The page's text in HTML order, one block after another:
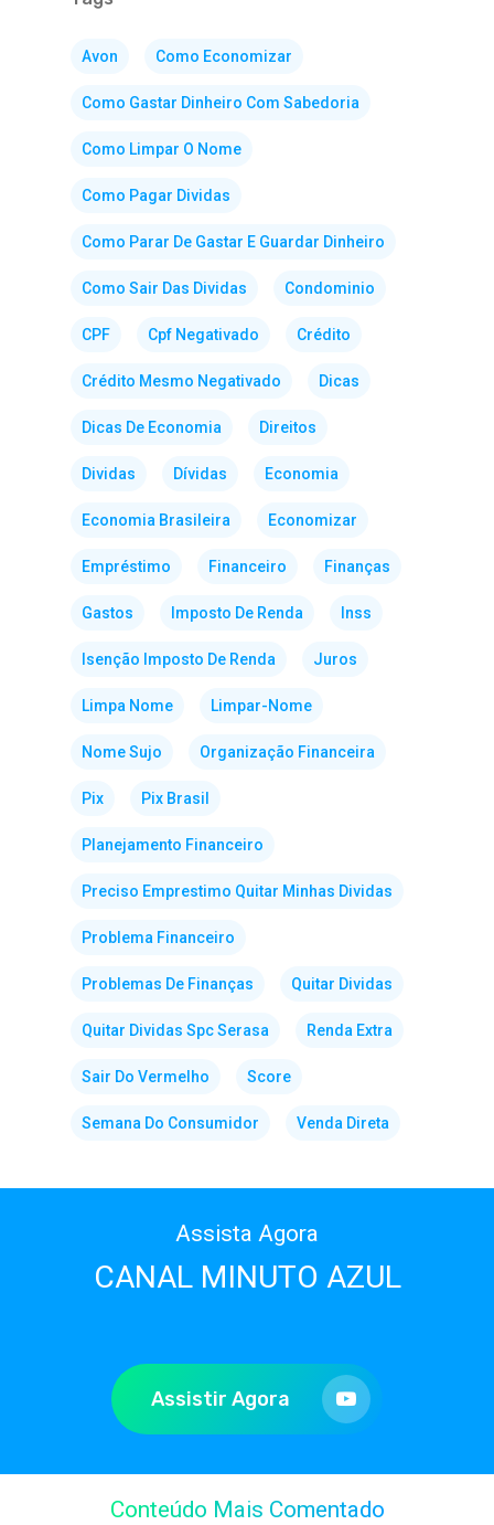
Avon Como Economizar
Como Gastar Dinheiro Com Sabedoria
Como Limpar O Nome
Como Pagar Dividas
Como Parar De Gastar E Guardar Dinheiro
Como Sair Das Dividas Condominio
CPF Cpf Negativado Crédito
Crédito Mesmo Negativado Dicas
Dicas De Economia Direitos
Dividas Dívidas Economia
Economia Brasileira Economizar
Empréstimo Financeiro Finanças
Gastos Imposto De Renda Inss
Isenção Imposto De Renda Juros
Limpa Nome Limpar-Nome
Nome Sujo Organização Financeira
Pix Pix Brasil
Planejamento Financeiro
Preciso Emprestimo Quitar Minhas Dividas
Problema Financeiro
Problemas De Finanças Quitar Dividas
Quitar Dividas Spc Serasa Renda Extra
Sair Do Vermelho Score
Semana Do Consumidor Venda Direta
Assista Agora
CANAL MINUTO AZUL
Assistir Agora
Conteúdo Mais Comentado